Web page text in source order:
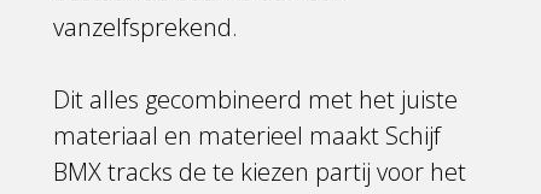
vanzelfsprekend.
Dit alles gecombineerd met het juiste
materiaal en materieel maakt Schijf
BMX tracks de te kiezen partij voor het